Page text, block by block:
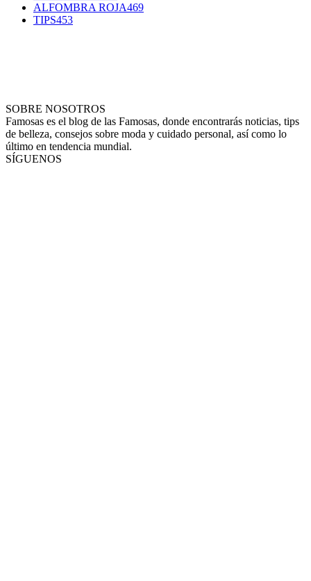
ALFOMBRA ROJA469
TIPS453
SOBRE NOSOTROS
Famosas es el blog de las Famosas, donde encontrarás noticias, tips
de belleza, consejos sobre moda y cuidado personal, así como lo
último en tendencia mundial.
SÍGUENOS